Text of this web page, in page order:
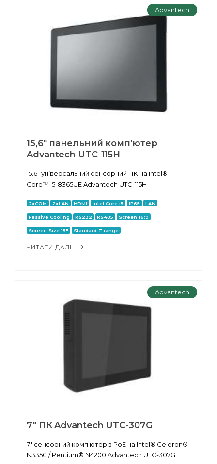
Advantech
15,6" панельний комп'ютер
Advantech UTC-115H
15.6" універсальний сенсорний ПК на Intel®
Core™ i5-8365UE Advantech UTC-115H
2xCOM 2xLAN HDMI Intel Core i5 IP65 LAN
Passive Cooling RS232 RS485 Screen 16:9
Screen Size 15" Standard T range
ЧИТАТИ ДАЛІ...
Advantech
7" ПК Advantech UTC-307G
7" сенсорний комп'ютер з PoE на Intel® Celeron®
N3350 / Pentium® N4200 Advantech UTC-307G